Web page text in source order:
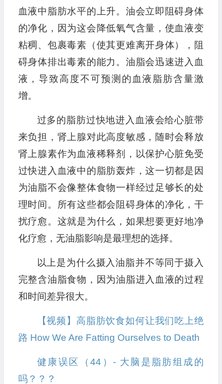
血液中脂肪水平的上升。油会立即阻碍身体
的净化，因为这会降低氧气含量，使血液变
粘稠、包裹毒素（使其更难离开身体），阻
碍身体排出毒素的能力。油脂会迅速进入血
液，导致高度不可预测的血液脂肪含量激
增。
过多的脂肪过快地进入血液会给心脏带
来负担，肾上腺对此高度敏感，随时会释放
肾上腺素作为血液稀释剂，以保护心脏免受
过快进入血液中的脂肪轰炸，这一切都是因
为油脂不会像整体食物一样经过足够长的处
理时间。所有这些都会阻碍身体的净化，干
扰疗愈。这就是为什么，如果想要更好地净
化疗愈，无油脂影响是最理想的选择。
以上是为什么摄入油脂并不等同于摄入
完整含油脂食物，因为油脂进入血液的过程
和时间差异很大。
【视频】高脂肪饮食如何让我们吃上绝
路 How We Are Fatting Ourselves to Death
健康误区（44）- 大脑是脂肪组成的
吗？？？